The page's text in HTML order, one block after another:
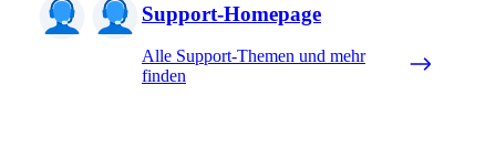
Support-Homepage
Alle Support-Themen und mehr
finden